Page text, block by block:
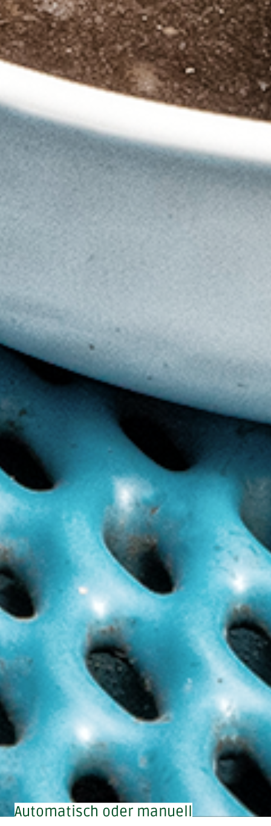
Automatisch oder manuell